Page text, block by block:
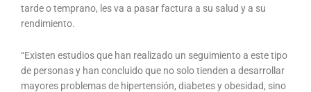
tarde o temprano, les va a pasar factura a su salud y a su
rendimiento.
“Existen estudios que han realizado un seguimiento a este tipo
de personas y han concluido que no solo tienden a desarrollar
mayores problemas de hipertensión, diabetes y obesidad, sino